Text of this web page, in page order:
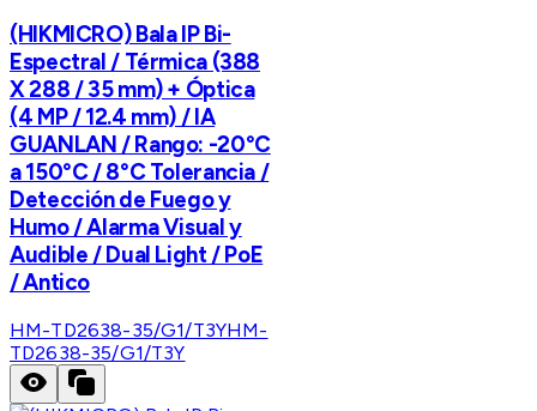
(HIKMICRO) Bala IP Bi-
Espectral / Térmica (388
X 288 / 35 mm) + Óptica
(4 MP / 12.4 mm) / IA
GUANLAN / Rango: -20°C
a 150°C / 8°C Tolerancia /
Detección de Fuego y
Humo / Alarma Visual y
Audible / Dual Light / PoE
/ Antico
HM-TD2638-35/G1/T3YHM-
TD2638-35/G1/T3Y